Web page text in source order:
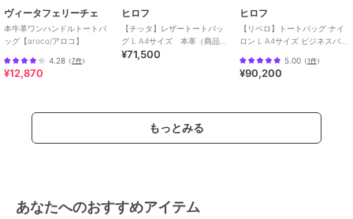
ヴィータフェリーチェ
本牛革ワンハンドルトートバ
ッグ【aroco/アロコ】
4.28 （7件）
¥12,870
ヒロフ
【チッタ】レザートートバッ
グ L A4サイズ 本革（商品番
号：P25‐35552）
¥71,500
ヒロフ
【リベロ】トートバッグ ナイ
ロン L A4サイズ ビジネスバッ
5.00（1件）
¥90,200
もっとみる
あなたへのおすすめアイテム